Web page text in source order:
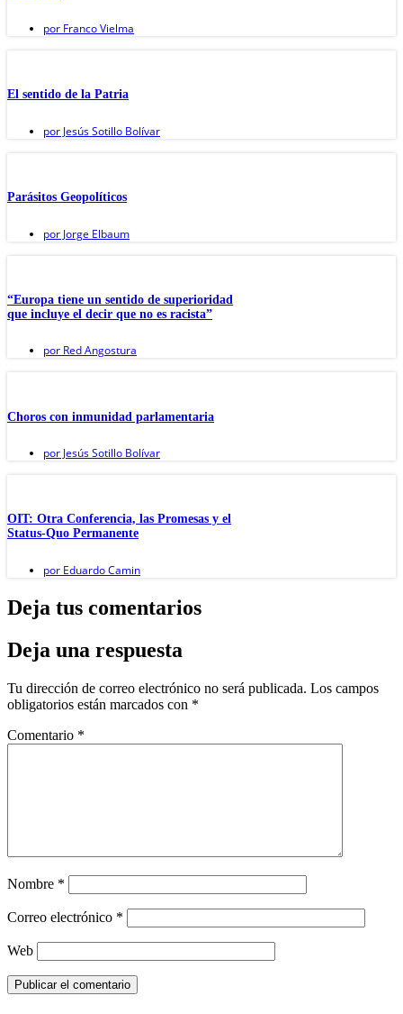
por Franco Vielma
El sentido de la Patria
por Jesús Sotillo Bolívar
Parásitos Geopolíticos
por Jorge Elbaum
“Europa tiene un sentido de superioridad
que incluye el decir que no es racista”
por Red Angostura
Choros con inmunidad parlamentaria
por Jesús Sotillo Bolívar
OIT: Otra Conferencia, las Promesas y el
Status-Quo Permanente
por Eduardo Camin
Deja tus comentarios
Deja una respuesta
Tu dirección de correo electrónico no será publicada. Los campos
obligatorios están marcados con *
Comentario *
Nombre *
Correo electrónico *
Web